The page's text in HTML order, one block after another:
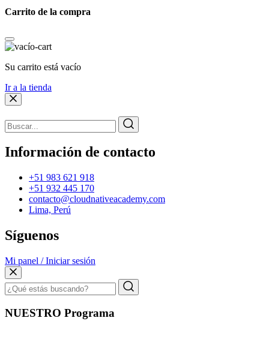
Carrito de la compra
Su carrito está vacío
Ir a la tienda
Información de contacto
+51 983 621 918
+51 932 445 170
contacto@cloudnativeacademy.com
Lima, Perú
Síguenos
Mi panel / Iniciar sesión
NUESTRO Programa